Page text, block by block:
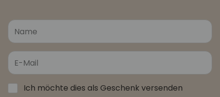
Ich möchte dies als Geschenk versenden